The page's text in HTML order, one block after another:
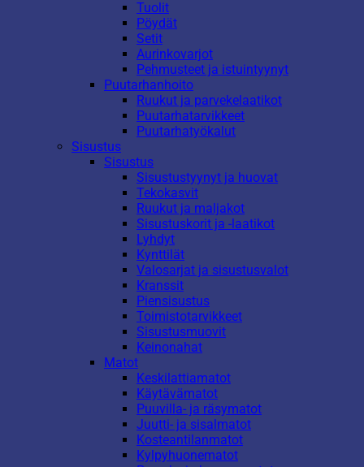
Tuolit
Pöydät
Setit
Aurinkovarjot
Pehmusteet ja istuintyynyt
Puutarhanhoito
Ruukut ja parvekelaatikot
Puutarhatarvikkeet
Puutarhatyökalut
Sisustus
Sisustus
Sisustustyynyt ja huovat
Tekokasvit
Ruukut ja maljakot
Sisustuskorit ja -laatikot
Lyhdyt
Kynttilät
Valosarjat ja sisustusvalot
Kranssit
Piensisustus
Toimistotarvikkeet
Sisustusmuovit
Keinonahat
Matot
Keskilattiamatot
Käytävämatot
Puuvilla- ja räsymatot
Juutti- ja sisalmatot
Kosteantilanmatot
Kylpyhuonematot